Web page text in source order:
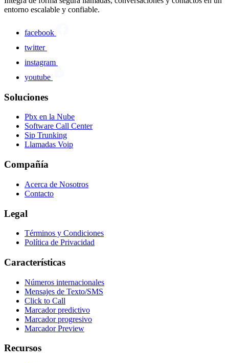
entorno escalable y confiable.
facebook
twitter
instagram
youtube
Soluciones
Pbx en la Nube
Software Call Center
Sip Trunking
Llamadas Voip
Compañía
Acerca de Nosotros
Contacto
Legal
Términos y Condiciones
Política de Privacidad
Características
Números internacionales
Mensajes de Texto/SMS
Click to Call
Marcador predictivo
Marcador progresivo
Marcador Preview
Recursos